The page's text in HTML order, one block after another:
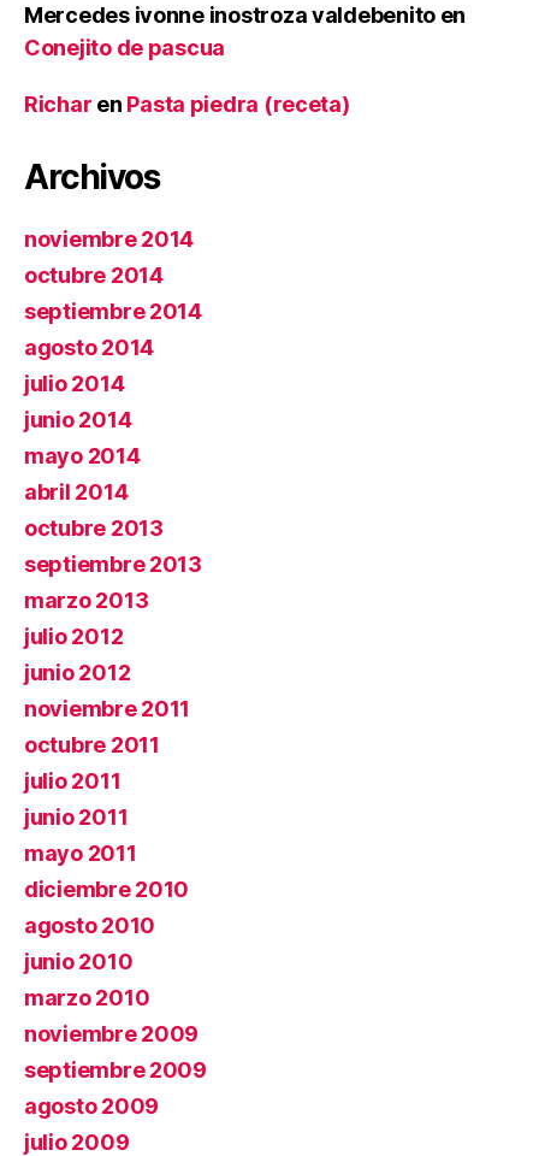
Mercedes ivonne inostroza valdebenito en
Conejito de pascua
Richar en Pasta piedra (receta)
Archivos
noviembre 2014
octubre 2014
septiembre 2014
agosto 2014
julio 2014
junio 2014
mayo 2014
abril 2014
octubre 2013
septiembre 2013
marzo 2013
julio 2012
junio 2012
noviembre 2011
octubre 2011
julio 2011
junio 2011
mayo 2011
diciembre 2010
agosto 2010
junio 2010
marzo 2010
noviembre 2009
septiembre 2009
agosto 2009
julio 2009